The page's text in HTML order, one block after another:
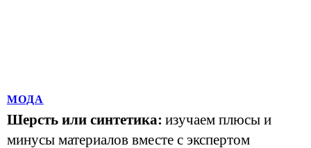
МОДА
Шерсть или синтетика: изучаем плюсы и
минусы материалов вместе с экспертом